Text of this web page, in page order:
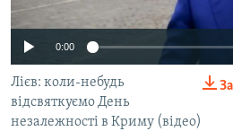
ВІДЕОУРОКИ «ELIFBE»
СВІДЧЕННЯ ОКУПАЦІЇ
УКРАЇНСЬКА ПРОБЛЕМА КРИМУ
ІНФОГРАФІКА
Русский
Qırımtatar
ДОЛУЧАЙСЯ!
0:00
Лієв: коли-небудь
відсвяткуємо День
незалежності в Криму (відео)